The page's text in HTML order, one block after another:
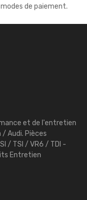
de paiement.
et de l'entretien
/ Audi. Pièces
/ TSI / VR6 / TDI -
Entretien